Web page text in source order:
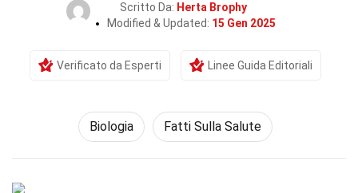
Scritto Da: Herta Brophy
Modified & Updated: 15 Gen 2025
Verificato da Esperti Linee Guida Editoriali
Biologia Fatti Sulla Salute